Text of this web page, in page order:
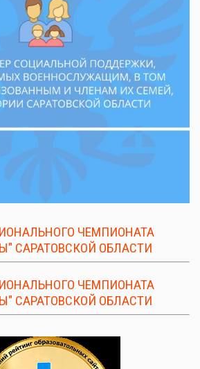
ЧЕМПИОНАТА
САРАТОВСКОЙ ОБЛАСТИ
ЧЕМПИОНАТА
САРАТОВСКОЙ ОБЛАСТИ